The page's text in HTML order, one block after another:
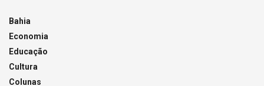
Bahia
Economia
Educação
Cultura
Colunas